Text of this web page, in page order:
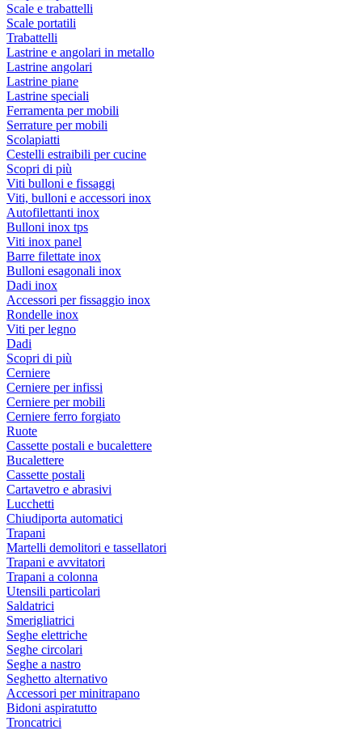
Scale e trabattelli
Scale portatili
Trabattelli
Lastrine e angolari in metallo
Lastrine angolari
Lastrine piane
Lastrine speciali
Ferramenta per mobili
Serrature per mobili
Scolapiatti
Cestelli estraibili per cucine
Scopri di più
Viti bulloni e fissaggi
Viti, bulloni e accessori inox
Autofilettanti inox
Bulloni inox tps
Viti inox panel
Barre filettate inox
Bulloni esagonali inox
Dadi inox
Accessori per fissaggio inox
Rondelle inox
Viti per legno
Dadi
Scopri di più
Cerniere
Cerniere per infissi
Cerniere per mobili
Cerniere ferro forgiato
Ruote
Cassette postali e bucalettere
Bucalettere
Cassette postali
Cartavetro e abrasivi
Lucchetti
Chiudiporta automatici
Trapani
Martelli demolitori e tassellatori
Trapani e avvitatori
Trapani a colonna
Utensili particolari
Saldatrici
Smerigliatrici
Seghe elettriche
Seghe circolari
Seghe a nastro
Seghetto alternativo
Accessori per minitrapano
Bidoni aspiratutto
Troncatrici